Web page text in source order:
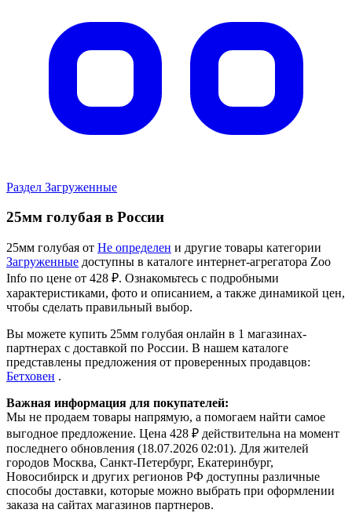
Раздел Загруженные
25мм голубая в России
25мм голубая от Не определен и другие товары категории
Загруженные доступны в каталоге интернет-агрегатора Zoo
Info по цене от 428 ₽. Ознакомьтесь с подробными
характеристиками, фото и описанием, а также динамикой цен,
чтобы сделать правильный выбор.
Вы можете купить 25мм голубая онлайн в 1 магазинах-
партнерах с доставкой по России. В нашем каталоге
представлены предложения от проверенных продавцов:
Бетховен .
Важная информация для покупателей:
Мы не продаем товары напрямую, а помогаем найти самое
выгодное предложение. Цена 428 ₽ действительна на момент
последнего обновления (18.07.2026 02:01). Для жителей
городов Москва, Санкт-Петербург, Екатеринбург,
Новосибирск и других регионов РФ доступны различные
способы доставки, которые можно выбрать при оформлении
заказа на сайтах магазинов партнеров.